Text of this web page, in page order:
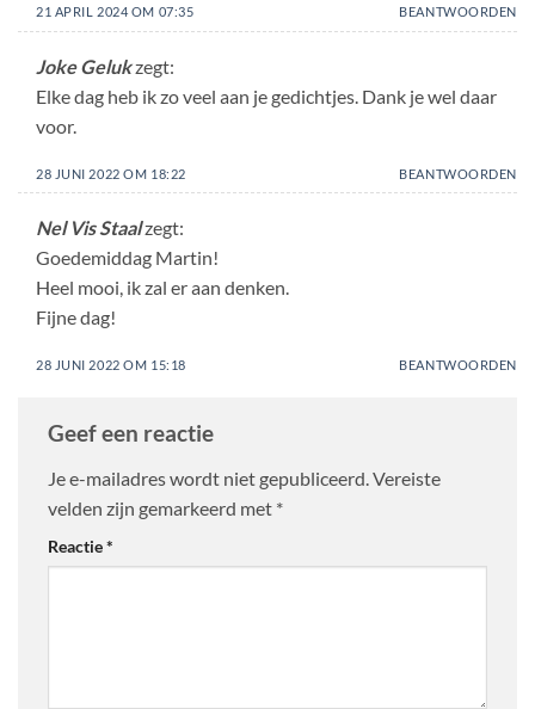
21 APRIL 2024 OM 07:35 BEANTWOORDEN
Joke Gelukzegt:
Elke dag heb ik zo veel aan je gedichtjes. Dank je wel daar
voor.
28 JUNI 2022 OM 18:22 BEANTWOORDEN
Nel Vis Staalzegt:
Goedemiddag Martin!
Heel mooi, ik zal er aan denken.
Fijne dag!
28 JUNI 2022 OM 15:18 BEANTWOORDEN
Geef een reactie
Je e-mailadres wordt niet gepubliceerd. Vereiste
velden zijn gemarkeerd met *
Reactie*